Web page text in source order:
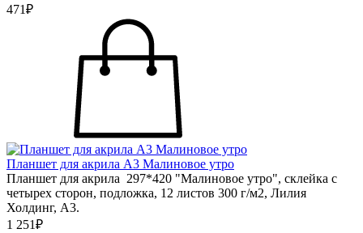
471₽
Планшет для акрила А3 Малиновое утро
Планшет для акрила 297*420 "Малиновое утро", склейка с
четырех сторон, подложка, 12 листов 300 г/м2, Лилия
Холдинг, А3.
1 251₽